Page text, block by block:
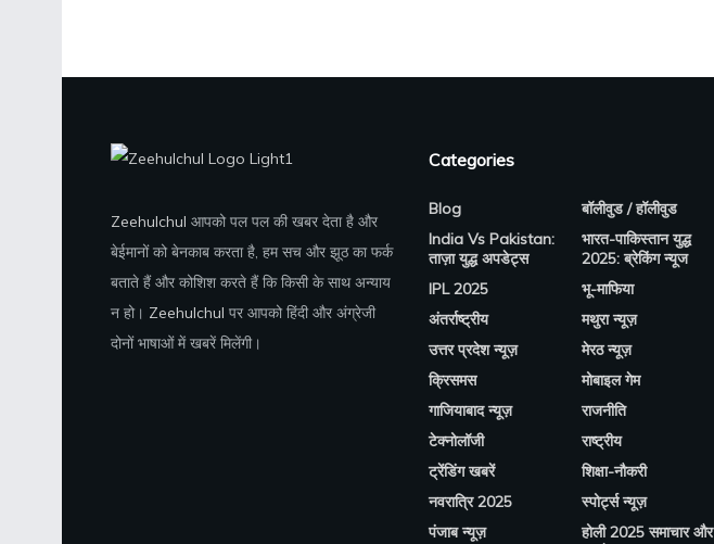
Zeehulchul आपको पल पल की खबर देता है और
बेईमानों को बेनकाब करता है, हम सच और झूठ का फर्क
बताते हैं और कोशिश करते हैं कि किसी के साथ अन्याय
न हो। Zeehulchul पर आपको हिंदी और अंग्रेजी
दोनों भाषाओं में खबरें मिलेंगी।
Categories
Blog
India Vs Pakistan:
ताज़ा युद्ध अपडेट्स
IPL 2025
अंतर्राष्ट्रीय
उत्तर प्रदेश न्यूज़
क्रिसमस
गाजियाबाद न्यूज़
टेक्नोलॉजी
ट्रेंडिंग खबरें
नवरात्रि 2025
पंजाब न्यूज़
बॉलीवुड / हॉलीवुड
भारत-पाकिस्तान युद्ध
2025: ब्रेकिंग न्यूज
भू-माफिया
मथुरा न्यूज़
मेरठ न्यूज़
मोबाइल गेम
राजनीति
राष्ट्रीय
शिक्षा-नौकरी
स्पोर्ट्स न्यूज़
होली 2025 समाचार और